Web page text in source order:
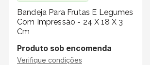
Bandeja Para Frutas E Legumes
Com Impressão - 24 X 18 X 3
Cm
Produto sob encomenda
Verifique condições